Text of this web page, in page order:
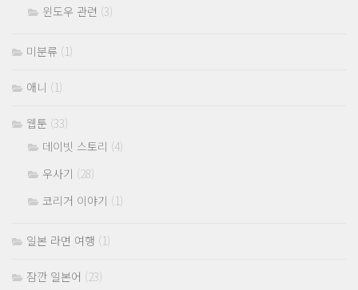
윈도우 관련 (3)
미분류 (1)
애니 (1)
웹툰 (33)
데이빗 스토리 (4)
우사기 (28)
코리거 이야기 (1)
일본 라면 여행 (1)
잠깐 일본어 (23)